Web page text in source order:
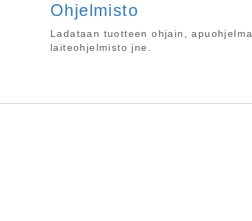
Ohjelmisto
Ladataan tuotteen ohjain, apuohjelma,
laiteohjelmisto jne.